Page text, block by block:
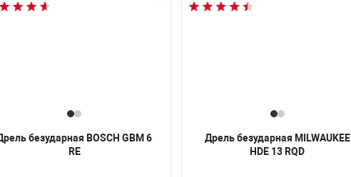
безударная BOSCH GBM 6
RE
Дрель безударная MILWAUKEE
HDE 13 RQD